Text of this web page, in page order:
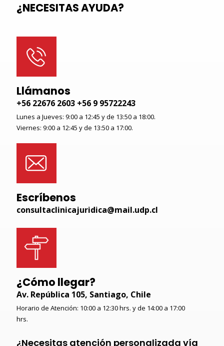
¿NECESITAS AYUDA?
Llámanos
+56 22676 2603 +56 9 95722243
Lunes a Jueves: 9:00 a 12:45 y de 13:50 a 18:00.
Viernes: 9:00 a 12:45 y de 13:50 a 17:00.
Escríbenos
consultaclinicajuridica@mail.udp.cl
¿Cómo llegar?
Av. República 105, Santiago, Chile
Horario de Atención: 10:00 a 12:30 hrs. y de 14:00 a 17:00
hrs.
¿Necesitas atención personalizada vía